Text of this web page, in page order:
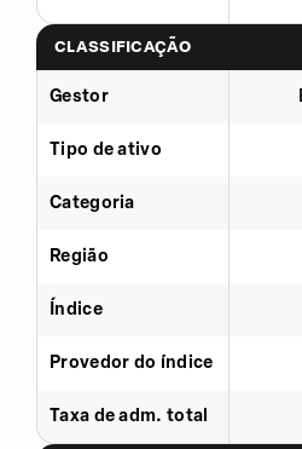
CLASSIFICAÇÃO
Gestor
Tipo de ativo
Categoria
Região
Índice
Provedor do índice
Taxa de adm. total